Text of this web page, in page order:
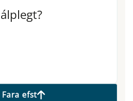
Fara efst